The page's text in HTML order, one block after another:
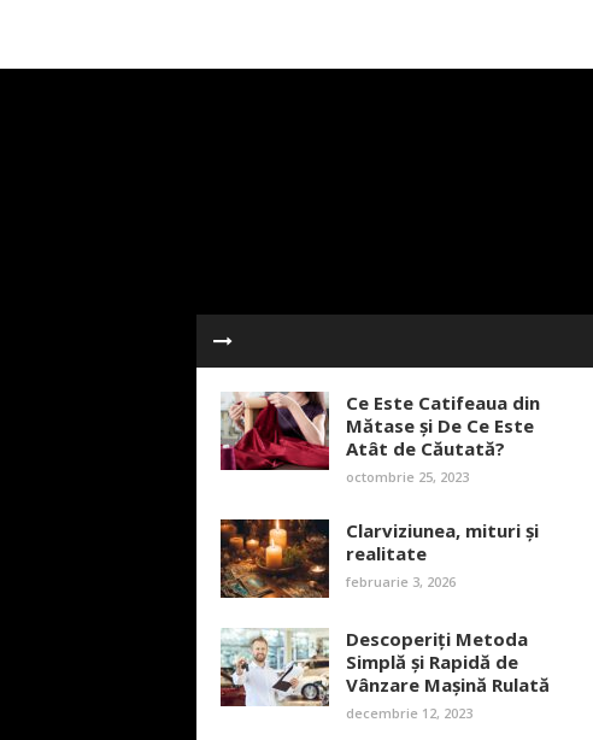
Ce Este Catifeaua din
Mătase și De Ce Este
Atât de Căutată?
octombrie 25, 2023
Clarviziunea, mituri și
realitate
februarie 3, 2026
Descoperiți Metoda
Simplă și Rapidă de
Vânzare Mașină Rulată
decembrie 12, 2023